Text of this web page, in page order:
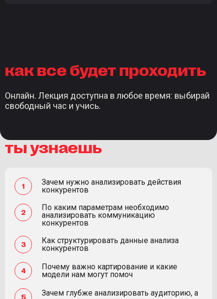
как все будет проходить
Онлайн. Лекция доступна в любое время: выбирай
свободный час и учись.
ты узнаешь
Зачем нужно анализировать действия
конкурентов
По каким параметрам необходимо
анализировать коммуникацию
конкурентов
Как структурировать данные анализа
конкурентов
Почему важно картирование и какие
модели нам могут помоч
Зачем глубже анализировать аудиторию, а